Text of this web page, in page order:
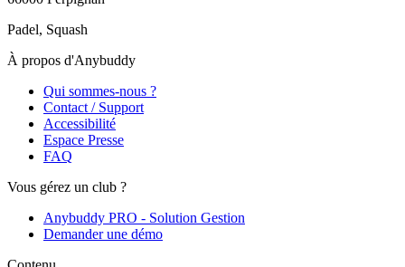
Padel, Squash
À propos d'Anybuddy
Qui sommes-nous ?
Contact / Support
Accessibilité
Espace Presse
FAQ
Vous gérez un club ?
Anybuddy PRO - Solution Gestion
Demander une démo